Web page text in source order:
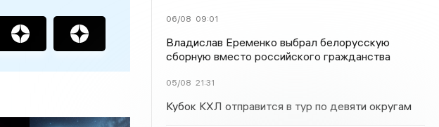
06/08 09:01
Владислав Еременко выбрал белорусскую
сборную вместо российского гражданства
05/08 21:31
Кубок КХЛ отправится в тур по девяти округам